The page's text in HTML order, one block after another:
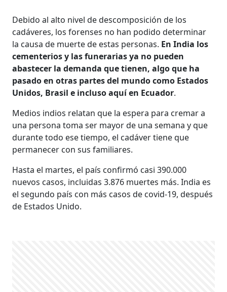
Debido al alto nivel de descomposición de los
cadáveres, los forenses no han podido determinar
la causa de muerte de estas personas. En India los
cementerios y las funerarias ya no pueden
abastecer la demanda que tienen, algo que ha
pasado en otras partes del mundo como Estados
Unidos, Brasil e incluso aquí en Ecuador.
Medios indios relatan que la espera para cremar a
una persona toma ser mayor de una semana y que
durante todo ese tiempo, el cadáver tiene que
permanecer con sus familiares.
Hasta el martes, el país confirmó casi 390.000
nuevos casos, incluidas 3.876 muertes más. India es
el segundo país con más casos de covid-19, después
de Estados Unido.